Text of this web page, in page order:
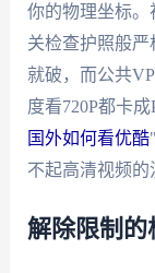
你的物理坐标。
关检查护照般
就破，而公共
度看720P都卡
国外如何看优酷
不起高清视频的
解除限制的